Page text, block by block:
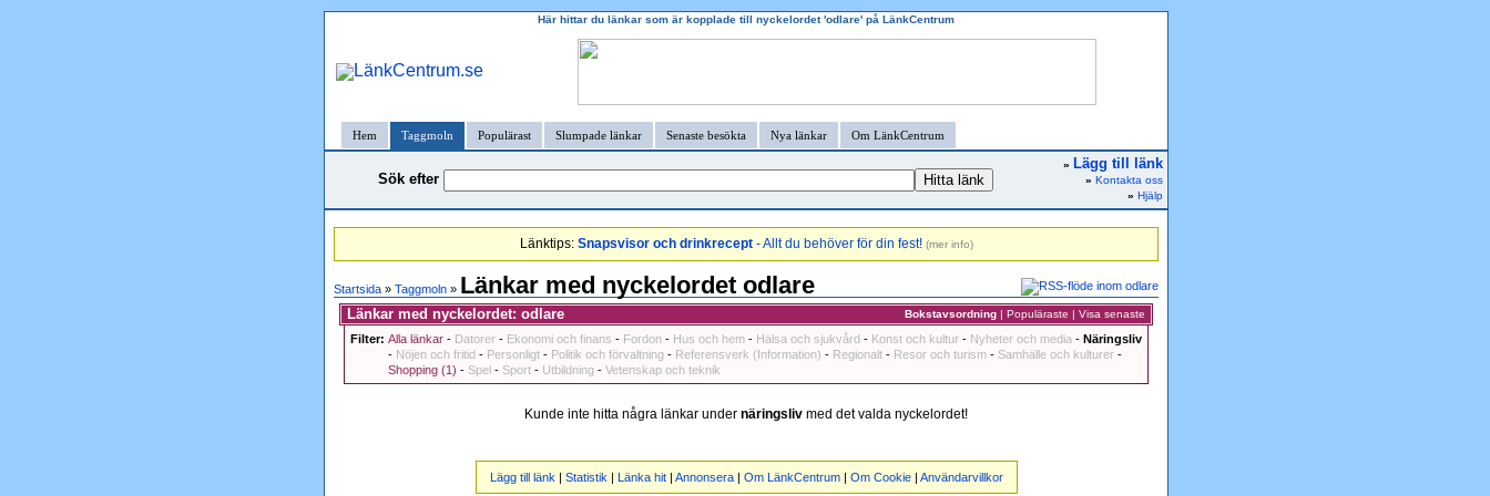
Här hittar du länkar som är kopplade till nyckelordet 'odlare' på LänkCentrum
Hem Taggmoln Populärast Slumpade länkar Senaste besökta Nya länkar Om LänkCentrum
Sök efter
» Lägg till länk
» Kontakta oss
» Hjälp
Länktips: Snapsvisor och drinkrecept- Allt du behöver för din fest! (mer info)
Startsida » Taggmoln » Länkar med nyckelordet odlare
Länkar med nyckelordet: odlare Bokstavsordning | Populäraste | Visa senaste
Filter: Alla länkar - Datorer - Ekonomi och finans - Fordon - Hus och hem - Hälsa och sjukvård - Konst och kultur - Nyheter och media - Näringsliv
- Nöjen och fritid - Personligt - Politik och förvaltning - Referensverk (Information) - Regionalt - Resor och turism - Samhälle och kulturer -
Shopping (1) - Spel - Sport - Utbildning - Vetenskap och teknik
Kunde inte hitta några länkar under näringsliv med det valda nyckelordet!
Lägg till länk | Statistik | Länka hit| Annonsera| Om LänkCentrum| Om Cookie| Användarvillkor